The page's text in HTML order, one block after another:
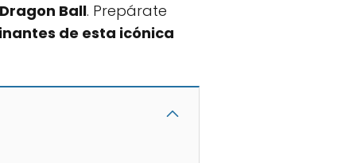
Ball. Prepárate
de esta icónica